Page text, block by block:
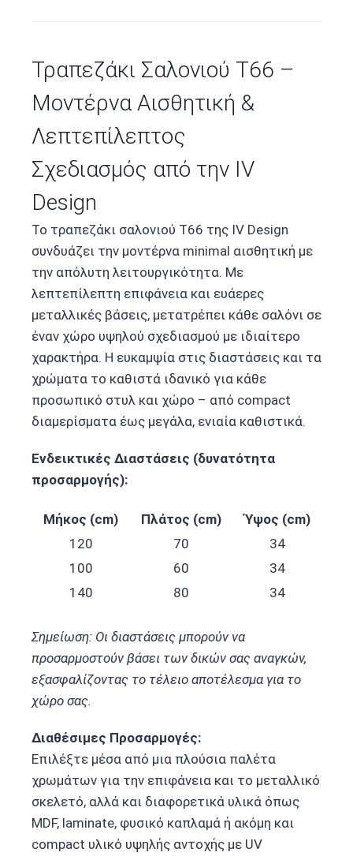
Τραπεζάκι Σαλονιού T66 –
Μοντέρνα Αισθητική &
Λεπτεπίλεπτος
Σχεδιασμός από την IV
Design
Το τραπεζάκι σαλονιού T66 της IV Design
συνδυάζει την μοντέρνα minimal αισθητική με
την απόλυτη λειτουργικότητα. Με
λεπτεπίλεπτη επιφάνεια και ευάερες
μεταλλικές βάσεις, μετατρέπει κάθε σαλόνι σε
έναν χώρο υψηλού σχεδιασμού με ιδιαίτερο
χαρακτήρα. Η ευκαμψία στις διαστάσεις και τα
χρώματα το καθιστά ιδανικό για κάθε
προσωπικό στυλ και χώρο – από compact
διαμερίσματα έως μεγάλα, ενιαία καθιστικά.
Ενδεικτικές Διαστάσεις (δυνατότητα
προσαρμογής):
Μήκος (cm) Πλάτος (cm)
Ύψος (cm)
120
70
34
100
60
34
140
80 34
Σημείωση: Οι διαστάσεις μπορούν να
προσαρμοστούν βάσει των δικών σας αναγκών,
εξασφαλίζοντας το τέλειο αποτέλεσμα για το
χώρο σας.
Διαθέσιμες Προσαρμογές:
Επιλέξτε μέσα από μια πλούσια παλέτα
χρωμάτων για την επιφάνεια και το μεταλλικό
σκελετό, αλλά και διαφορετικά υλικά όπως
MDF, laminate, φυσικό καπλαμά ή ακόμη και
compact υλικό υψηλής αντοχής με UV